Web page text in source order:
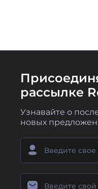
рассылке
Узнавайте о
новых